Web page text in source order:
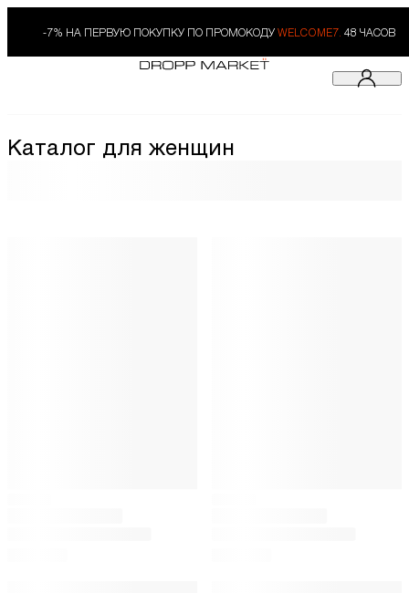
-7% НА ПЕРВУЮ ПОКУПКУ ПО ПРОМОКОДУ WELCOME7. 48 ЧАСОВ
Каталог для женщин